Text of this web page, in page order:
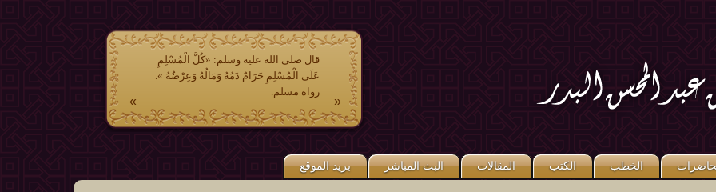
قال صلى الله عليه وسلم: «كُلُّ الْمُسْلِمِ
عَلَى الْمُسْلِمِ حَرَامٌ دَمُهُ وَمَالُهُ وَعِرْضُهُ ».
رواه مسلم.
قال صلى الله عليه وسلم: «مَنْ كَذَبَ
عَلَىَّ مُتَعَمِّدًا فَلْيَتَبَوَّأْ مَقْعَدَهُ مِنَ النَّارِ».
متفق عليه.
«
»
الخطب الكتب المقالات البث المباشر بريد الموقع